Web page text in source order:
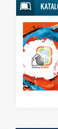
Svet sporta
Svet
Svet
Svet
Svet